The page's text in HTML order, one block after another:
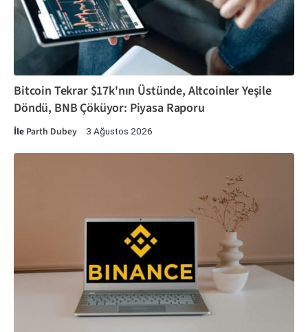
Bitcoin Tekrar $17k'nın Üstünde, Altcoinler Yeşile
Döndü, BNB Çöküyor: Piyasa Raporu
İle Parth Dubey 3 Ağustos 2026